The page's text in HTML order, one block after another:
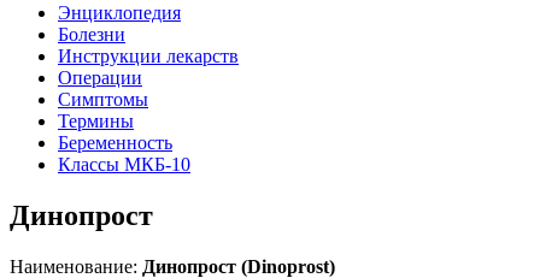
Энциклопедия
Болезни
Инструкции лекарств
Операции
Симптомы
Термины
Беременность
Классы МКБ-10
Динопрост
Наименование: Динопрост (Dinoprost)